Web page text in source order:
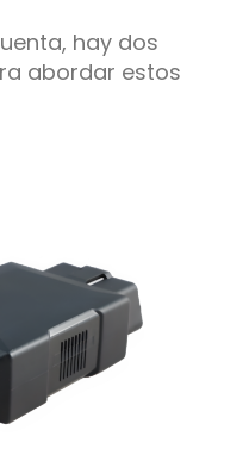
hay dos
abordar estos